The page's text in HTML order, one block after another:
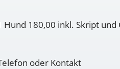
180,00 inkl. Skript und
oder Kontakt